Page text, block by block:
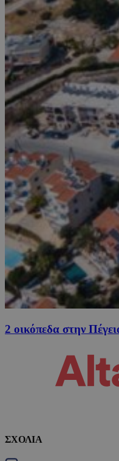
2 οικόπεδα στην
ΣΧΟΛΙΑ